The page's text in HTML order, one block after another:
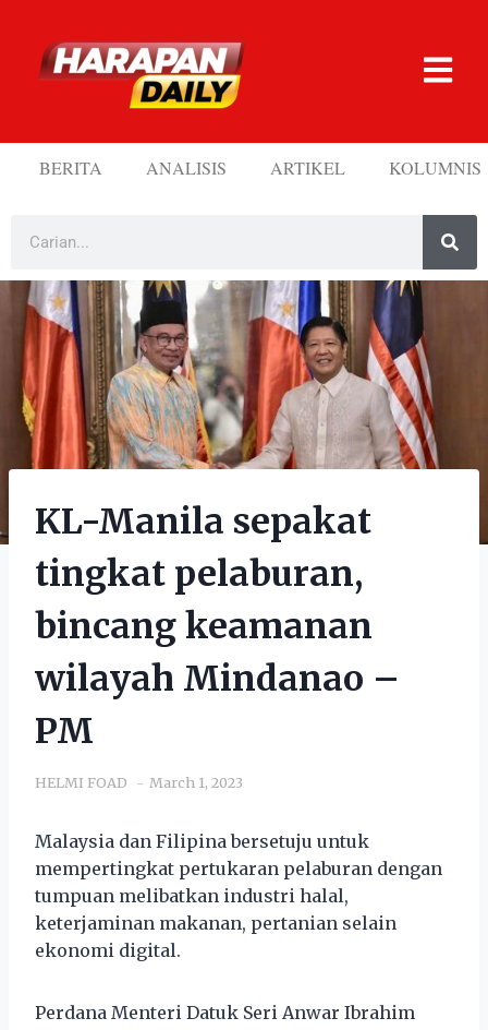
BERITA ANALISIS ARTIKEL KOLUMNIS
KL-Manila sepakat
tingkat pelaburan,
bincang keamanan
wilayah Mindanao –
PM
HELMI FOAD March 1, 2023
Malaysia dan Filipina bersetuju untuk
mempertingkat pertukaran pelaburan dengan
tumpuan melibatkan industri halal,
keterjaminan makanan, pertanian selain
ekonomi digital.
Perdana Menteri Datuk Seri Anwar Ibrahim